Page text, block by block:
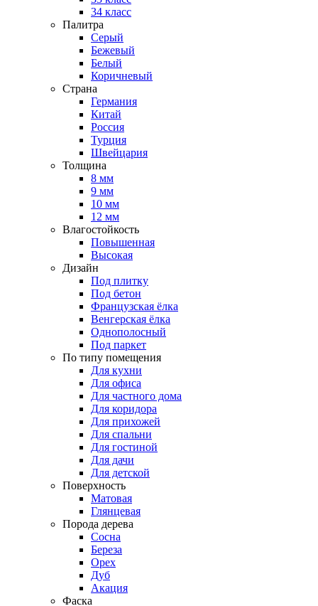
34 класс
Палитра
Серый
Бежевый
Белый
Коричневый
Страна
Германия
Китай
Россия
Турция
Швейцария
Толщина
8 мм
9 мм
10 мм
12 мм
Влагостойкость
Повышенная
Высокая
Дизайн
Под плитку
Под бетон
Французская ёлка
Венгерская ёлка
Однополосный
Под паркет
По типу помещения
Для кухни
Для офиса
Для частного дома
Для коридора
Для прихожей
Для спальни
Для гостиной
Для дачи
Для детской
Поверхность
Матовая
Глянцевая
Порода дерева
Сосна
Береза
Орех
Дуб
Акация
Фаска